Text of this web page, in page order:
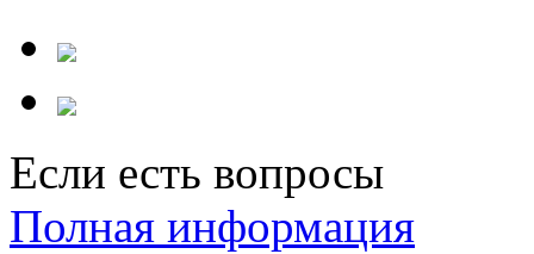
Если есть вопросы
Полная информация